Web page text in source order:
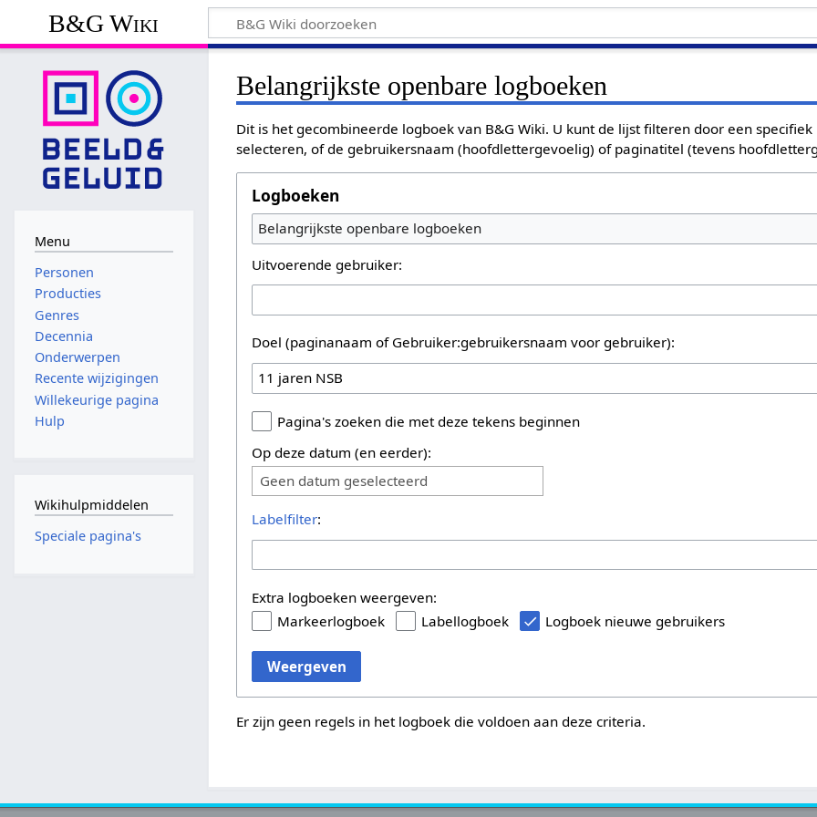
B&G Wiki
Belangrijkste openbare logboeken
Dit is het gecombineerde logboek van B&G Wiki. U kunt de lijst filteren door een
selecteren, of de gebruikersnaam (hoofdlettergevoelig) of paginatitel (tevens
Logboeken
Belangrijkste openbare logboeken
Uitvoerende gebruiker:
Doel (paginanaam of Gebruiker:gebruikersnaam voor gebruiker):
Pagina's zoeken die met deze tekens beginnen
Op deze datum (en eerder):
Geen datum geselecteerd
Labelfilter:
Extra logboeken weergeven:
Markeerlogboek
Labellogboek Logboek nieuwe gebruikers
Weergeven
Er zijn geen regels in het logboek die voldoen aan deze criteria.
Menu
Personen
Producties
Genres
Decennia
Onderwerpen
Recente wijzigingen
Willekeurige pagina
Hulp
Wikihulpmiddelen
Speciale pagina's